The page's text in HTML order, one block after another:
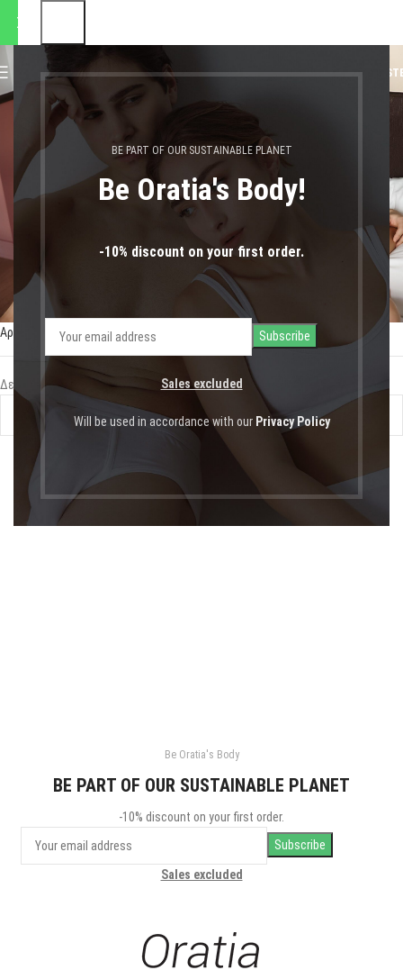
BE PART OF OUR SUSTAINABLE PLANET
Be Oratia's Body!
-10% discount on your first order.
Sales excluded
Will be used in accordance with our Privacy Policy
MENU 0,00€ LOGIN /
βελούδινα εσώρουχα
Αρχική σελίδα Shop Προϊόντα με ετικέτα “βελούδινα εσώρουχα”
Δεν βρέθηκε κανένα προϊόν που να ταιριάζει με την επιλογή σας.
Be Oratia's Body
BE PART OF OUR SUSTAINABLE PLANET
-10% discount on your first order.
Sales excluded
θα